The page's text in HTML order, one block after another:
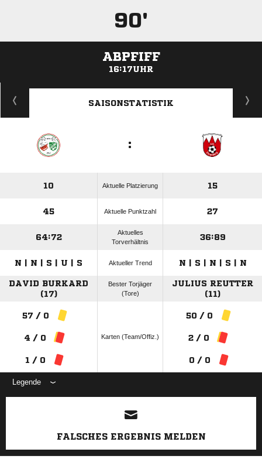
90'
ABPFIFF
16:17UHR
ANZEIGE
SAISONSTATISTIK
:
10 Aktuelle Platzierung 15
45 Aktuelle Punktzahl 27
64:72
Aktuelles
Torverhältnis
36:89
N | N | S | U | S Aktueller Trend N | S | N | S | N
DAVID BURKARD
(17)
Bester Torjäger
(Tore)
JULIUS REUTTER
(11)
57 / 0
4 / 0
1 / 0
Karten (Team/Offiz.)
50 / 0
2 / 0
0 / 0
Legende
ANZEIGE
FALSCHES ERGEBNIS MELDEN